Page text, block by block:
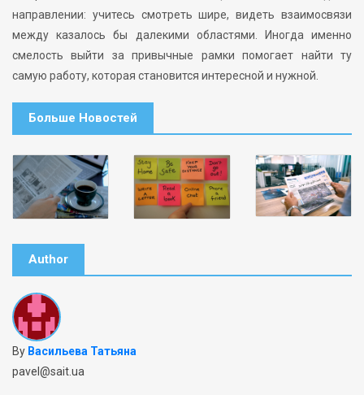
направлении: учитесь смотреть шире, видеть взаимосвязи
между казалось бы далекими областями. Иногда именно
смелость выйти за привычные рамки помогает найти ту
самую работу, которая становится интересной и нужной.
Больше Новостей
Author
By Васильева Татьяна
pavel@sait.ua